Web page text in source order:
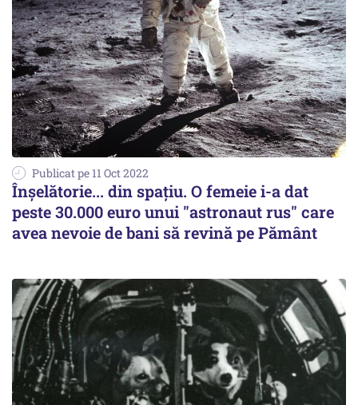
Publicat pe 11 Oct 2022
Înşelătorie... din spaţiu. O femeie i-a dat
peste 30.000 euro unui "astronaut rus" care
avea nevoie de bani să revină pe Pământ